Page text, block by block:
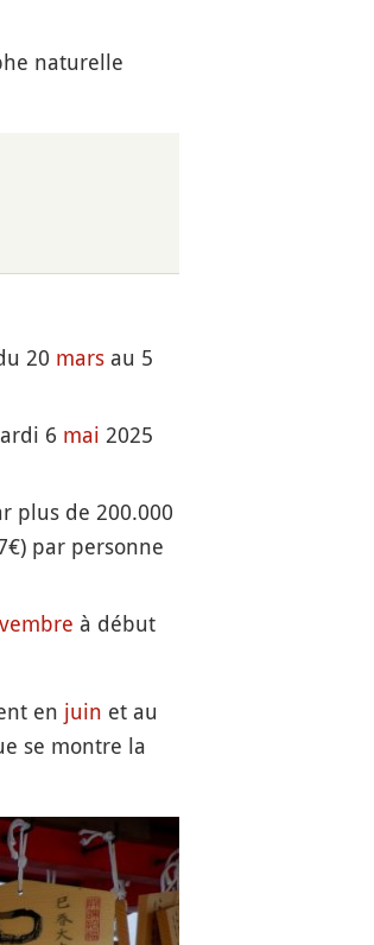
naturelle
20 marsau 5
6 mai 2025
plus de 200.000
par personne
à début
en juin et au
se montre la